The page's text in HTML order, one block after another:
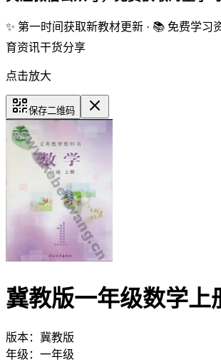
✨ 第一时间获取新教材更新 · 📚 免费学习
育资讯干货分享
点击放大
保存二维码
冀教版一年级数学上
版本： 冀教版
年级： 一年级